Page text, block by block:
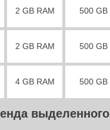
2 GB RAM 500 GB
2 GB RAM 500 GB
4 GB RAM 500 GB